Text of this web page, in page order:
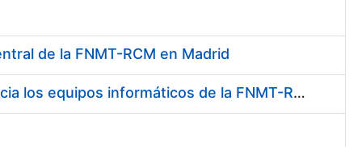
de la FNMT-RCM en Madrid
Contratación de suministro de materiales para dotar de redundancia los equipos informáticos de la FNMT-RCM